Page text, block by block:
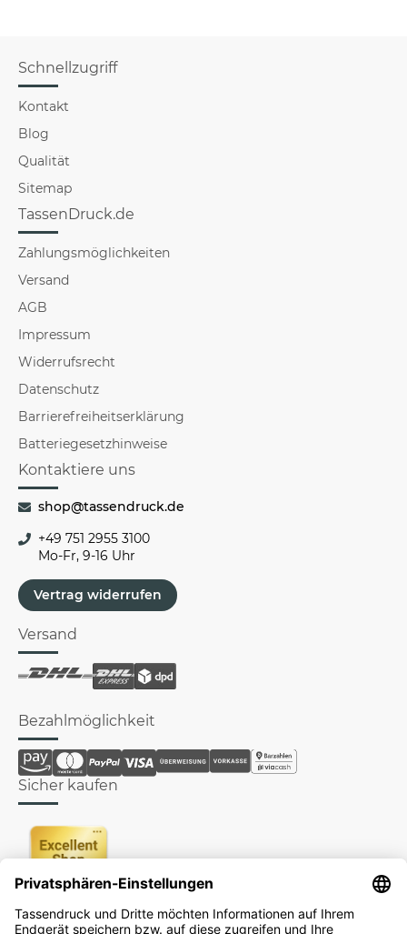
Schnellzugriff
Kontakt
Blog
Qualität
Sitemap
TassenDruck.de
Zahlungsmöglichkeiten
Versand
AGB
Impressum
Widerrufsrecht
Datenschutz
Barrierefreiheitserklärung
Batteriegesetzhinweise
Kontaktiere uns
shop@tassendruck.de
+49 751 2955 3100
Mo-Fr, 9-16 Uhr
Vertrag widerrufen
Versand
Bezahlmöglichkeit
Sicher kaufen